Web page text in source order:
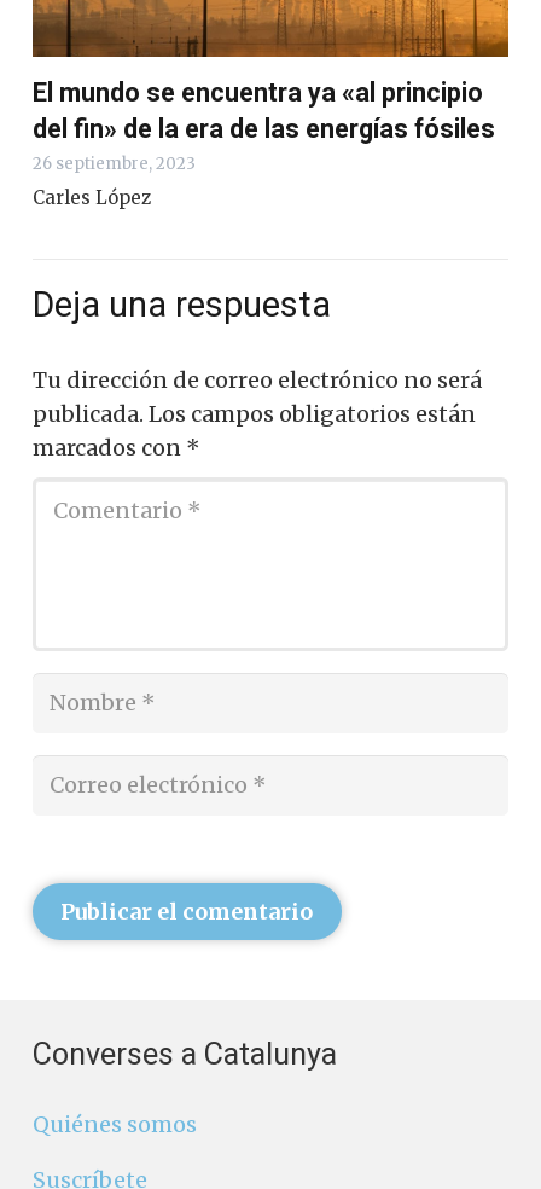
El mundo se encuentra ya «al principio
del fin» de la era de las energías fósiles
26 septiembre, 2023
Carles López
Deja una respuesta
Tu dirección de correo electrónico no será
publicada. Los campos obligatorios están
marcados con *
Publicar el comentario
Converses a Catalunya
Quiénes somos
Suscríbete